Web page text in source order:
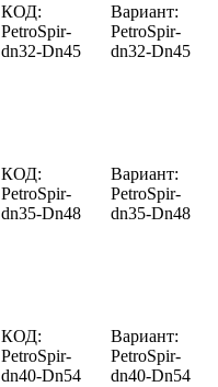
КОД:
PetroSpir-
dn32-Dn45
Вариант:
PetroSpir-
dn32-Dn45
КОД:
PetroSpir-
dn35-Dn48
Вариант:
PetroSpir-
dn35-Dn48
КОД:
PetroSpir-
dn40-Dn54
Вариант:
PetroSpir-
dn40-Dn54